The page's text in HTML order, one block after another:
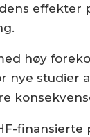
høy
nye studier
finansierte